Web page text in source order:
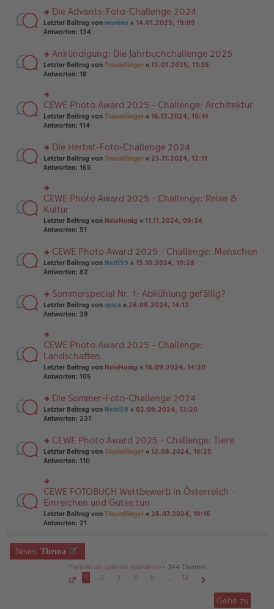
tr
a
g
el
es
e
B
ei
tr
g
rs
te
n
g
el
e
n
er
B
a
g
Die Advents-Foto-Challenge 2024
Letzter Beitrag von wamino « 14.01.2025, 19:09
Antworten: 134
rs
te
u
n
g
el
es
n
er
B
a
g
Ankündigung: Die Jahrbuchchallenge 2025
Letzter Beitrag von Traumfänger « 13.01.2025, 11:35
Antworten: 18
rs
te
r
g
el
es
n
er
B
ei
tr
a
CEWE Photo Award 2025 - Challenge: Architektur
Letzter Beitrag von Traumfänger « 16.12.2024, 10:14
Antworten: 114
rs
te
u
n
g
el
es
e
er
B
ei
tr
g
Die Herbst-Foto-Challenge 2024
Letzter Beitrag von Traumfänger « 25.11.2024, 12:11
Antworten: 165
rs
te
r
u
n
el
es
e
B
ei
tr
g
CEWE Photo Award 2025 - Challenge: Reise &
Kultur
Letzter Beitrag von NeleHonig « 11.11.2024, 09:34
Antworten: 51
rs
te
n
g
el
e
n
er
B
ei
tr
g
CEWE Photo Award 2025 - Challenge: Menschen
Letzter Beitrag von Netti59 « 15.10.2024, 10:28
Antworten: 82
rs
te
u
n
g
el
es
e
er
B
ei
tr
g
Sommerspecial Nr. 1: Abkühlung gefällig?
Letzter Beitrag von spica « 26.09.2024, 14:12
Antworten: 39
rs
te
r
u
n
el
es
e
B
ei
tr
g
CEWE Photo Award 2025 - Challenge:
Landschaften
Letzter Beitrag von NeleHonig « 16.09.2024, 14:30
Antworten: 105
rs
te
n
g
el
e
n
er
B
ei
tr
g
Die Sommer-Foto-Challenge 2024
Letzter Beitrag von Netti59 « 02.09.2024, 13:20
Antworten: 231
rs
te
u
n
g
el
es
e
er
B
ei
CEWE Photo Award 2025 - Challenge: Tiere
Letzter Beitrag von Traumfänger « 12.08.2024, 16:25
Antworten: 110
rs
te
r
u
n
el
es
CEWE FOTOBUCH Wettbewerb in Österreich -
Einreichen und Gutes tun
Letzter Beitrag von Traumfänger « 26.07.2024, 19:16
Antworten: 21
Neues Thema
Themen als gelesen markieren • 344 Themen
1 2 3 4 5 …
12
Gehe zu